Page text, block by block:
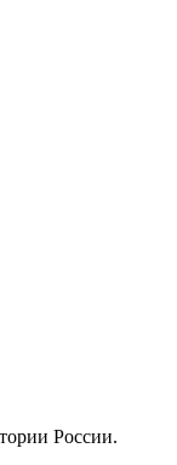
России.